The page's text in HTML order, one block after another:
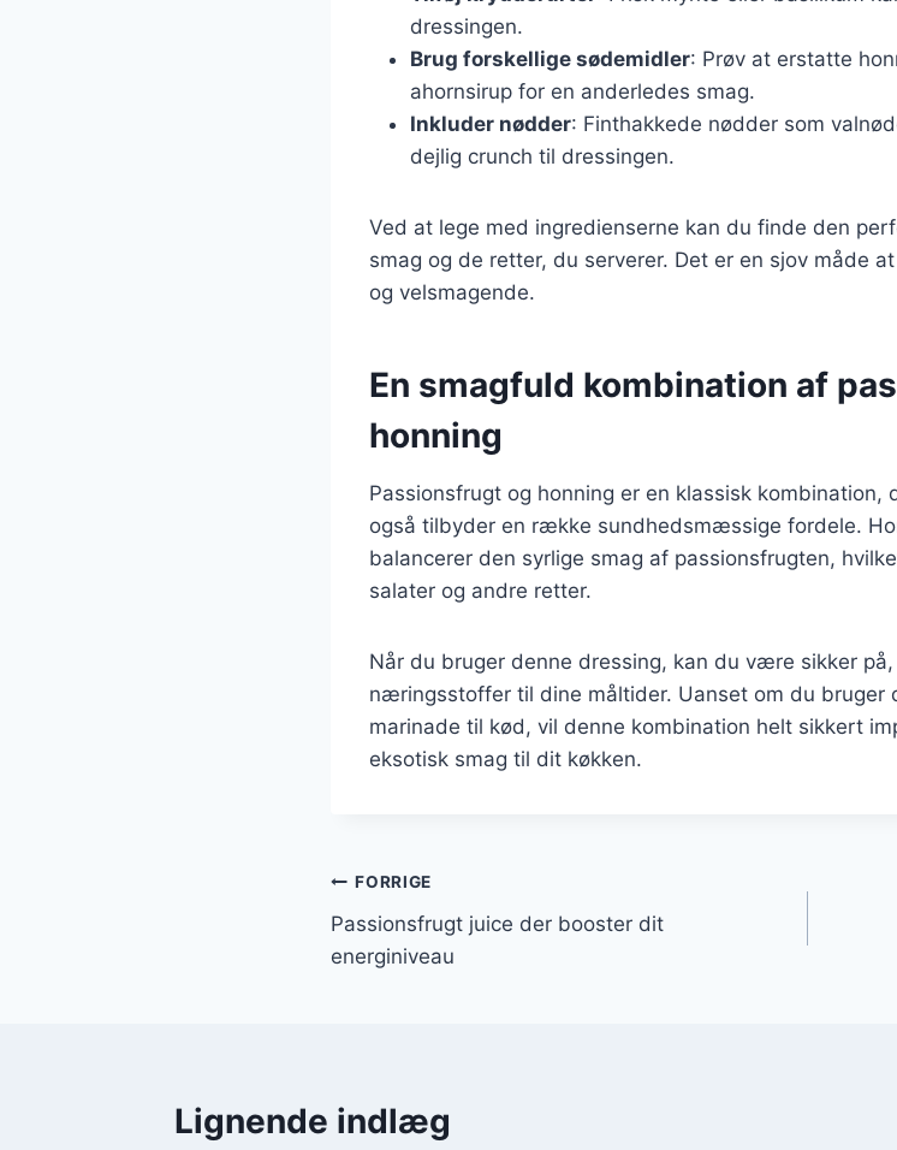
dressingen.
Brug forskellige sødemidler: Prøv at erstatte
ahornsirup for en anderledes smag.
Inkluder nødder: Finthakkede nødder som
dejlig crunch til dressingen.
Ved at lege med ingredienserne kan du finde den
smag og de retter, du serverer. Det er en sjov måde
og velsmagende.
En smagfuld kombination af
honning
Passionsfrugt og honning er en klassisk kombination,
også tilbyder en række sundhedsmæssige fordele.
balancerer den syrlige smag af passionsfrugten,
salater og andre retter.
Når du bruger denne dressing, kan du være sikker
næringsstoffer til dine måltider. Uanset om du bruger
marinade til kød, vil denne kombination helt sikkert
eksotisk smag til dit køkken.
Indlægsnavigation
FORRIGE
Passionsfrugt juice der booster dit
energiniveau
Lignende indlæg